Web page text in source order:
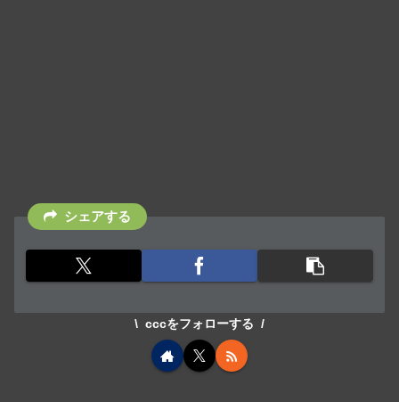
シェアする
cccをフォローする